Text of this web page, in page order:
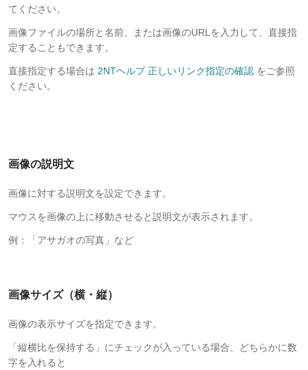
てください。
画像ファイルの場所と名前、または画像のURLを入力して、直接指
定することもできます。
直接指定する場合は 2NTヘルプ 正しいリンク指定の確認 をご参照
ください。
画像の説明文
画像に対する説明文を設定できます。
マウスを画像の上に移動させると説明文が表示されます。
例：「アサガオの写真」など
画像サイズ（横・縦）
画像の表示サイズを指定できます。
「縦横比を保持する」にチェックが入っている場合、どちらかに数
字を入れると